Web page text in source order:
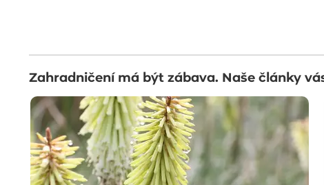
Zahradničení má být zábava. Naše články